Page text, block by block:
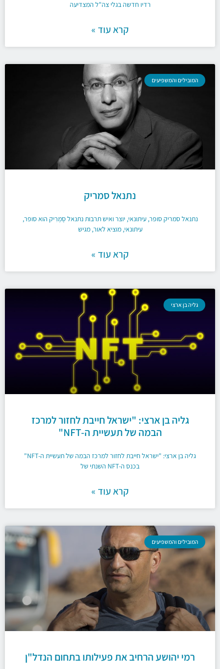
רדיו חדשה בגלי צה"ל המצדיעה
קרא עוד »
המובילים והמשפיעים
נתנאל סמריק
נתנאל סמריק סופר, עיתונאי, יוצר ואיש תרבות נתנאל סֶמְרִיק הוא סופר,
עיתונאי, מוציא לאור, מגיש
קרא עוד »
גליה בן ארצי
גליה בן ארצי: "ישראל חייבת לחזור למרכז
הבמה של תעשיית ה-NFT"
גליה בן ארצי: "ישראל חייבת לחזור למרכז הבמה של תעשיית ה-NFT"
בכנס ה-NFT השנתי של
קרא עוד »
המובילים והמשפיעים
רמי יהושע הרחיב את פעילותו בתחום הנדל"ן